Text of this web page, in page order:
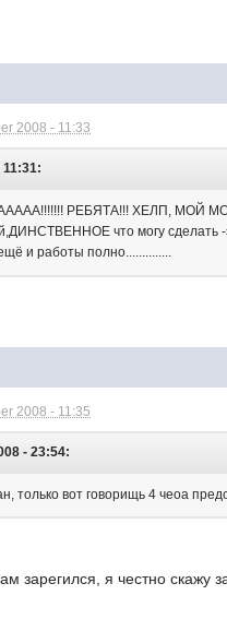
2008 - 11:33
11:31:
РЕБЯТА!!! ХЕЛП, МОЙ МОЗГ
что могу сделать
и работы полно..............
2008 - 11:35
- 23:54:
только вот говорищь 4 чеоа
зарегился, я честно скажу